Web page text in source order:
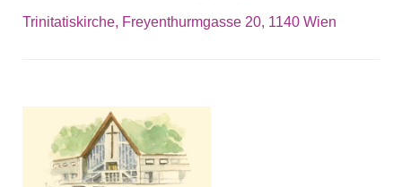
Trinitatiskirche, Freyenthurmgasse 20, 1140 Wien